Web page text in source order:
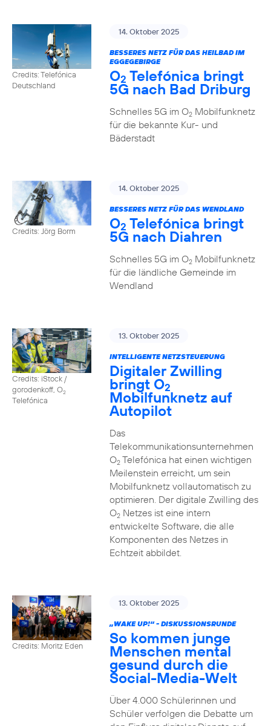
Credits: Telefónica
Deutschland
14. Oktober 2025
BESSERES NETZ FÜR DAS HEILBAD IM
EGGEGEBIRGE
O2 Telefónica bringt
5G nach Bad Driburg
Schnelles 5G im O2Mobilfunknetz
für die bekannte Kur- und
Bäderstadt
Credits: Jörg Borm
14. Oktober 2025
BESSERES NETZ FÜR DAS WENDLAND
O2 Telefónica bringt
5G nach Diahren
Schnelles 5G im O2Mobilfunknetz
für die ländliche Gemeinde im
Wendland
Credits: iStock /
gorodenkoff, O2
Telefónica
13. Oktober 2025
INTELLIGENTE NETZSTEUERUNG
Digitaler Zwilling
bringt O2
Mobilfunknetz auf
Autopilot
Das
Telekommunikationsunternehmen
O2Telefónica hat einen wichtigen
Meilenstein erreicht, um sein
Mobilfunknetz vollautomatisch zu
optimieren. Der digitale Zwilling des
O2Netzes ist eine intern
entwickelte Software, die alle
Komponenten des Netzes in
Echtzeit abbildet.
Credits: Moritz Eden
13. Oktober 2025
„WAKE UP!“ - DISKUSSIONSRUNDE
So kommen junge
Menschen mental
gesund durch die
Social-Media-Welt
Über 4.000 Schülerinnen und
Schüler verfolgen die Debatte um